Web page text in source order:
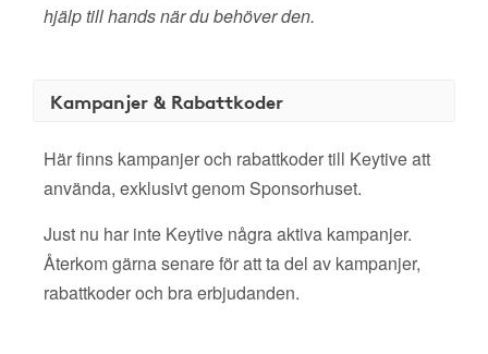
hjälp till hands när du behöver den.
Kampanjer & Rabattkoder
Här finns kampanjer och rabattkoder till Keytive att
använda, exklusivt genom Sponsorhuset.
Just nu har inte Keytive några aktiva kampanjer.
Återkom gärna senare för att ta del av kampanjer,
rabattkoder och bra erbjudanden.